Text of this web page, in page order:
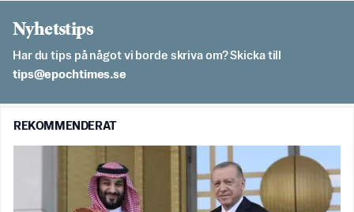
Nyhetstips
Har du tips på något vi borde skriva om? Skicka till
es.semithcope@spit
REKOMMENDERAT